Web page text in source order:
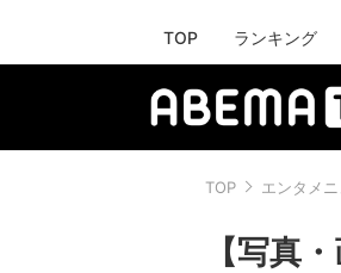
TOP ランキング
TOP エンタメ
【写真